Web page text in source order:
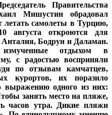
Правительства
Мишустин обрадовал
летать самолеты в Турцию,
откроются для
Бодрун и Даламан.
измученные отдыхом в
с радостью восприняли
по отзывам камчатцев,
курортов, их поразило
одного из них:
занять место на пляже,
часов утра. Дикие пляжи